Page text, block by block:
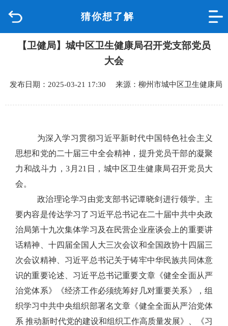
猜你想了解
品质城中
政府信息公开
互动回应
数据专题
【卫健局】城中区卫生健康局召开党支部党员
大会
发布日期：2025-03-21 17:30 来源：柳州市城中区卫生健康局
为深入学习贯彻习近平新时代中国特色社会主义
思想和党的二十届三中全会精神，提升党员干部的凝聚
力和战斗力，3 月 21 日，城中区卫生健康局召开党员大
会。
政治理论学习由党支部书记谭晓剑进行领学。主
要内容是传达学习了 习近平总书记在二十届中共中央政
治局第十九次集体学习及在民营企业座谈会上的重要讲
话精神、十四届全国人大三次会议和全国政协十四届三
次会议精神、习近平总书记关于铸牢中华民族共同体意
识的重要论述、习近平总书记重要文章《健全全面从严
治党体系》
《经济工作必须统筹好几对重要关系》，组
织学习中共中央组织部署名文章《健全全面从严治党体
系 推动新时代党的建设和组织工作高质量发展》、《习